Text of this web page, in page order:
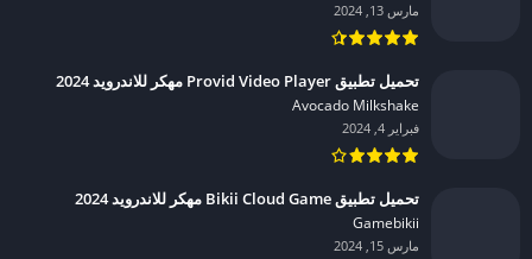
مارس 13, 2024
تحميل تطبيق Provid Video Player مهكر للاندرويد 2024
Avocado Milkshake‏
فبراير 4, 2024
تحميل تطبيق Bikii Cloud Game مهكر للاندرويد 2024
Gamebikii‏
مارس 15, 2024